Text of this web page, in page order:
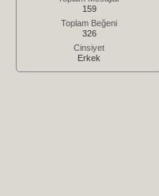
159
Toplam Beğeni
326
Cinsiyet
Erkek